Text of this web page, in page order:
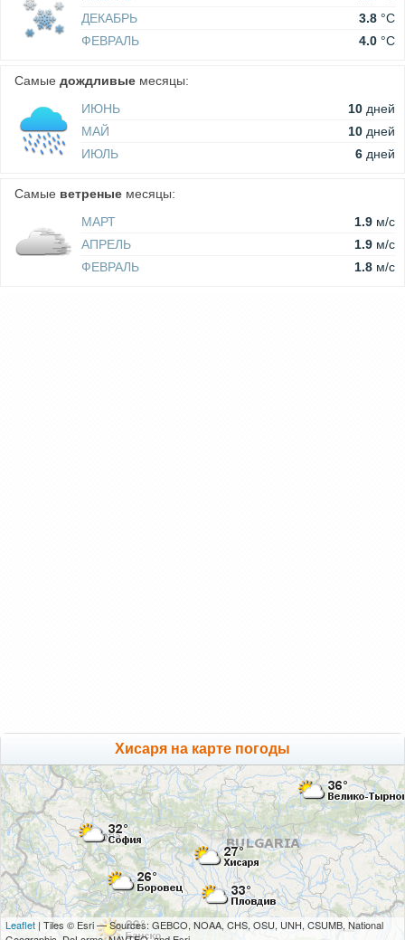
ДЕКАБРЬ
3.8 °C
ФЕВРАЛЬ
4.0 °C
Самые дождливые месяцы:
ИЮНЬ
10 дней
МАЙ
10 дней
ИЮЛЬ
6 дней
Самые ветреные месяцы:
МАРТ
1.9 м/c
АПРЕЛЬ
1.9 м/c
ФЕВРАЛЬ
1.8 м/c
Хисаря на карте погоды
Leaflet | Tiles © Esri — Sources: GEBCO, NOAA, CHS, OSU, UNH, CSUMB, National